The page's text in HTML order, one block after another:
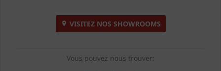
VISITEZ NOS SHOWROOMS
Vous pouvez nous trouver: